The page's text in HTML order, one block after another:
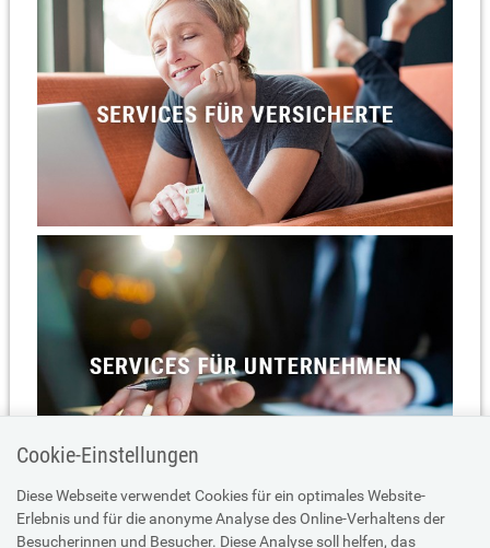
Cookie-Einstellungen
Diese Webseite verwendet Cookies für ein optimales Website-
Erlebnis und für die anonyme Analyse des Online-Verhaltens der
Besucherinnen und Besucher. Diese Analyse soll helfen, das